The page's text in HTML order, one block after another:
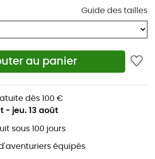
Guide des tailles
au panier
dès 100 €
- jeu. 13 août
sous 100 jours
équipés
résistant aux intempéries et à
évacue l'humidité légère
réfléchissants
laisse dans le dos, compatible avec
harnais